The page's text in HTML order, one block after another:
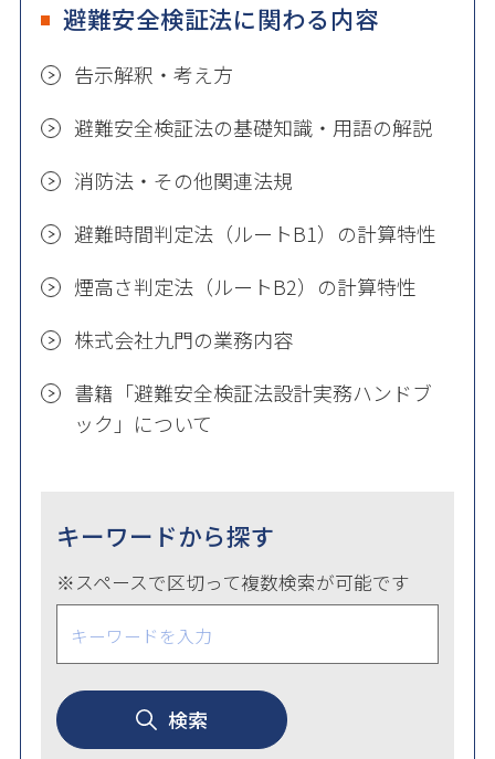
避難安全検証法に関わる内容
告示解釈・考え方
避難安全検証法の基礎知識・用語の解説
消防法・その他関連法規
避難時間判定法（ルートB1）の計算特性
煙高さ判定法（ルートB2）の計算特性
株式会社九門の業務内容
書籍「避難安全検証法設計実務ハンドブ
ック」について
キーワードから探す
※スペースで区切って複数検索が可能です
検索